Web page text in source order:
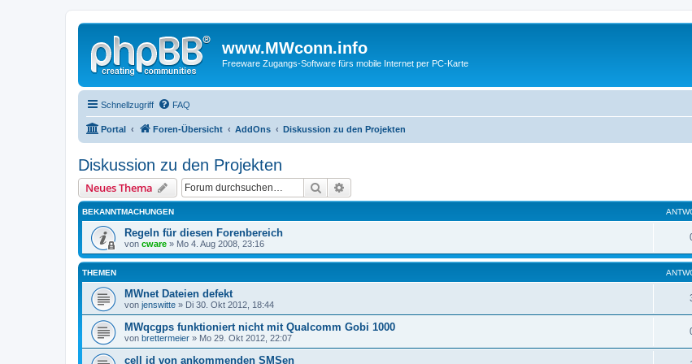
www.MWconn.info
Freeware Zugangs-Software fürs mobile Internet per PC-Karte
Schnellzugriff FAQ
Portal Foren-Übersicht AddOns Diskussion zu den Projekten
Diskussion zu den Projekten
Neues Thema Suche
BEKANNTMACHUNGEN
Regeln für diesen Forenbereich
von cware » Mo 4. Aug 2008, 23:16
THEMEN
MWnet Dateien defekt
von jenswitte » Di 30. Okt 2012, 18:44
MWqcgps funktioniert nicht mit Qualcomm Gobi 1000
von brettermeier » Mo 29. Okt 2012, 22:07
cell id von ankommenden SMSen